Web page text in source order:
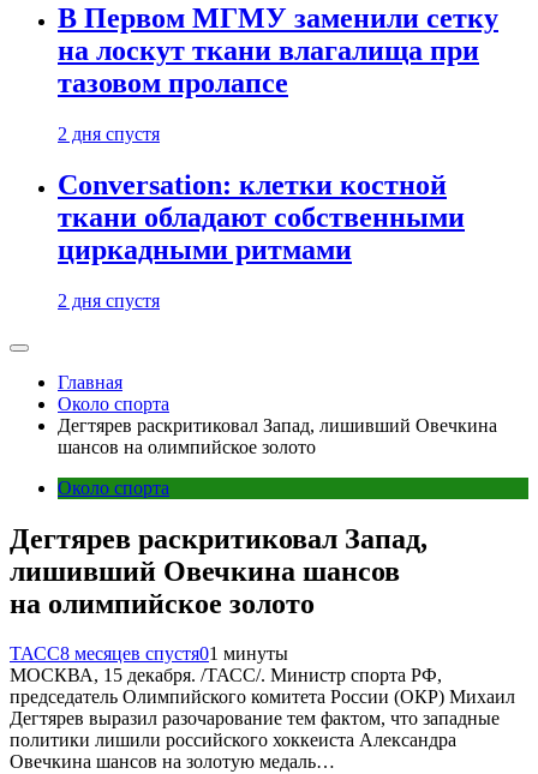
В Первом МГМУ заменили сетку
на лоскут ткани влагалища при
тазовом пролапсе
2 дня спустя
Conversation: клетки костной
ткани обладают собственными
циркадными ритмами
2 дня спустя
Главная
Около спорта
Дегтярев раскритиковал Запад, лишивший Овечкина
шансов на олимпийское золото
Около спорта
Дегтярев раскритиковал Запад,
лишивший Овечкина шансов
на олимпийское золото
ТАСС8 месяцев спустя01 минуты
МОСКВА, 15 декабря. /ТАСС/. Министр спорта РФ,
председатель Олимпийского комитета России (ОКР) Михаил
Дегтярев выразил разочарование тем фактом, что западные
политики лишили российского хоккеиста Александра
Овечкина шансов на золотую медаль…